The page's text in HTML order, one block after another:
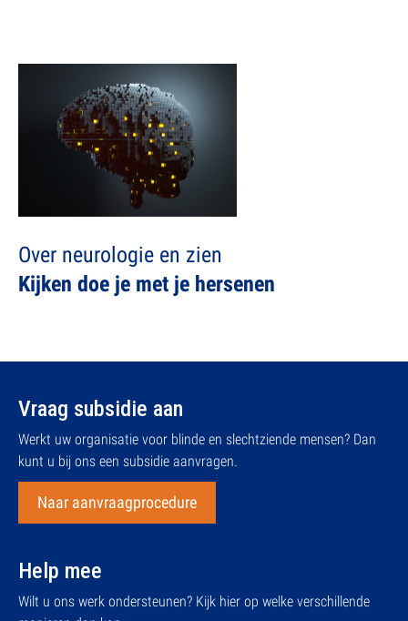
Over neurologie en zien
Kijken doe je met je hersenen
Vraag subsidie aan
Werkt uw organisatie voor blinde en slechtziende mensen? Dan
kunt u bij ons een subsidie aanvragen.
Naar aanvraagprocedure
Help mee
Wilt u ons werk ondersteunen? Kijk hier op welke verschillende